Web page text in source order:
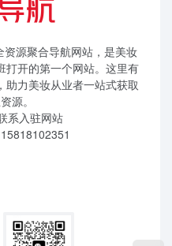
源聚合导航网站，是美妆
打开的第一个网站。这里有
助力美妆从业者一站式获取
源。
系入驻网站